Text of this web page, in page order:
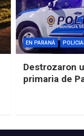
EN PARANÁ
Destrozaron
primaria de